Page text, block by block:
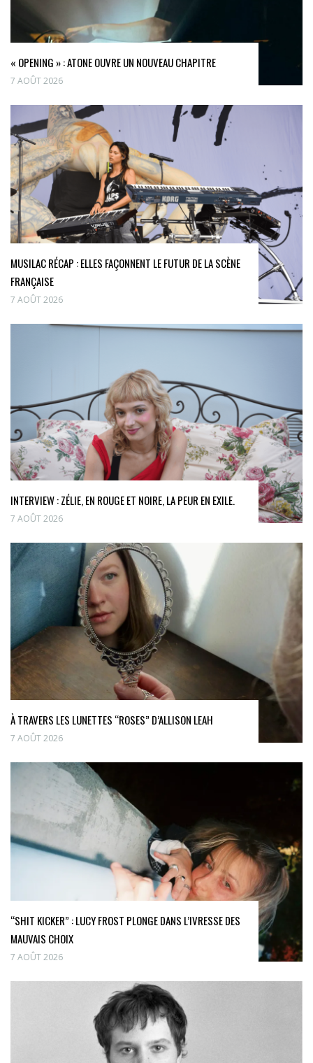
« OPENING » : ATONE OUVRE UN NOUVEAU CHAPITRE
7 AOÛT 2026
MUSILAC RÉCAP : ELLES FAÇONNENT LE FUTUR DE LA SCÈNE
FRANÇAISE
7 AOÛT 2026
INTERVIEW : ZÉLIE, EN ROUGE ET NOIRE, LA PEUR EN EXILE.
7 AOÛT 2026
À TRAVERS LES LUNETTES “ROSES” D’ALLISON LEAH
7 AOÛT 2026
“SHIT KICKER” : LUCY FROST PLONGE DANS L’IVRESSE DES
MAUVAIS CHOIX
7 AOÛT 2026